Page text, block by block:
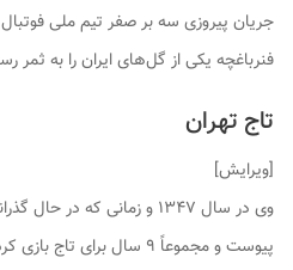
جریان پیروزی سه بر صفر تیم ملی فوتبال
فنرباغچه یکی از گل‌های ایران را به ثمر
تاج تهران
[ویرایش]
وی در سال ۱۳۴۷ و زمانی که